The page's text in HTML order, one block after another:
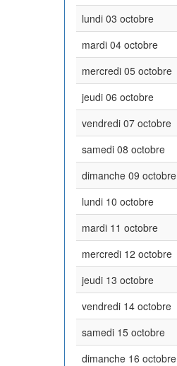
lundi 03 octobre
mardi 04 octobre
mercredi 05 octobre
jeudi 06 octobre
vendredi 07 octobre
samedi 08 octobre
dimanche 09 octobre
lundi 10 octobre
mardi 11 octobre
mercredi 12 octobre
jeudi 13 octobre
vendredi 14 octobre
samedi 15 octobre
dimanche 16 octobre